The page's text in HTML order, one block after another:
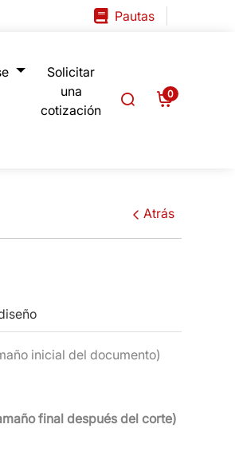
Pautas
Pautas
Solicitar
una
cotización
0
Atrás
inicial del documento)
final después del corte)